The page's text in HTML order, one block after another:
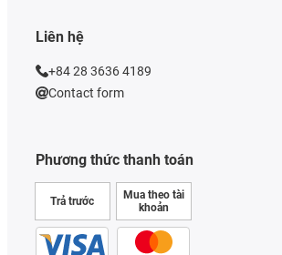
Phương thức thanh toán
Trả trước
Mua theo tài
khoản
Liên hệ
+84 28 3636 4189
Contact form